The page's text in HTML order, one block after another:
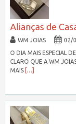
Alianças de
WM JOIAS 02/
O DIA MAIS ESPECIAL
CLARO QUE A WM
MAIS
[…]